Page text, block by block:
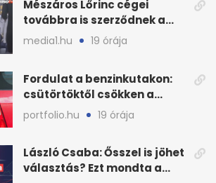
Mészáros Lőrinc cégei
továbbra is szerződnek a
közmédiával
media1.hu 19 órája
Fordulat a benzinkutakon:
csütörtöktől csökken a
benzin nagykerára
portfolio.hu 19 órája
László Csaba: Ősszel is jöhet
választás? Ezt mondta a